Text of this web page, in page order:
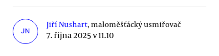
JN
Jiří Nushart, maloměšťácký usmiřovač
7. října 2025 v 11.10